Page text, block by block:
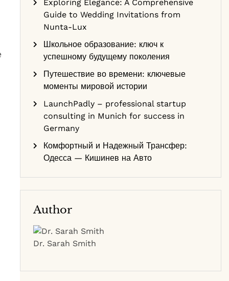
Exploring Elegance: A Comprehensive
Guide to Wedding Invitations from
Nunta-Lux
Школьное образование: ключ к
успешному будущему поколения
Путешествие во времени: ключевые
моменты мировой истории
LaunchPadly – professional startup
consulting in Munich for success in
Germany
Комфортный и Надежный Трансфер:
Одесса — Кишинев на Авто
Author
Dr. Sarah Smith